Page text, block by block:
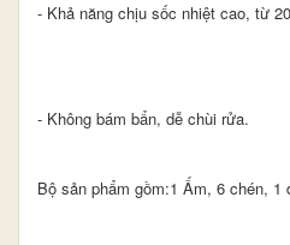
- Khả năng chịu sốc nhiệt cao, từ
- Không bám bẩn, dễ chùi rửa.
Bộ sản phẩm gồm:1 Ấm, 6 chén, 1